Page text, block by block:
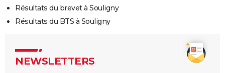
Résultats du brevet à Souligny
Résultats du BTS à Souligny
NEWSLETTERS